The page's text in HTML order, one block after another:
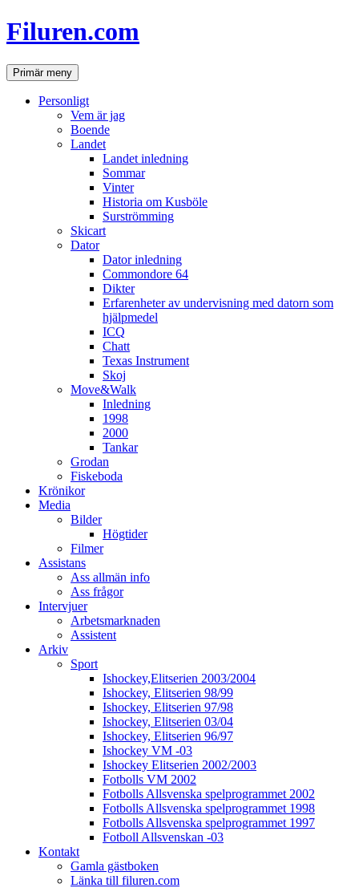
Hoppa
till
Filuren.com
SökPrimär meny
Personligt
Vem är jag
Boende
Landet
Landet inledning
Sommar
Vinter
Historia om Kusböle
Surströmming
Skicart
Dator
Dator inledning
Commondore 64
Dikter
Erfarenheter av undervisning med datorn som
hjälpmedel
ICQ
Chatt
Texas Instrument
Skoj
Move&Walk
Inledning
1998
2000
Tankar
Grodan
Fiskeboda
Krönikor
Media
Bilder
Högtider
Filmer
Assistans
Ass allmän info
Ass frågor
Intervjuer
Arbetsmarknaden
Assistent
Arkiv
Sport
Ishockey,Elitserien 2003/2004
Ishockey, Elitserien 98/99
Ishockey, Elitserien 97/98
Ishockey, Elitserien 03/04
Ishockey, Elitserien 96/97
Ishockey VM -03
Ishockey Elitserien 2002/2003
Fotbolls VM 2002
Fotbolls Allsvenska spelprogrammet 2002
Fotbolls Allsvenska spelprogrammet 1998
Fotbolls Allsvenska spelprogrammet 1997
Fotboll Allsvenskan -03
Kontakt
Gamla gästboken
Länka till filuren.com